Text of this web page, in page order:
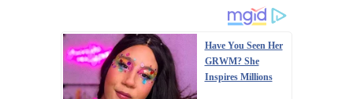
Have You Seen Her
GRWM? She
Inspires Millions